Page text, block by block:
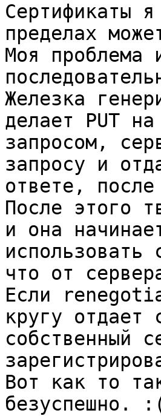
Сертификаты
пределах
Моя проблема
Железка
делает PUT
запросом,
запросу и
ответе,
После этого
и она
использовать
что от
Если
кругу отдает
собственный
Вот как то
безуспешно.